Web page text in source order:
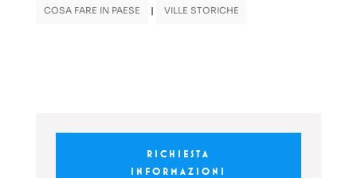
COSA FARE IN PAESE | VILLE STORICHE
RICHIESTA
INFORMAZIONI